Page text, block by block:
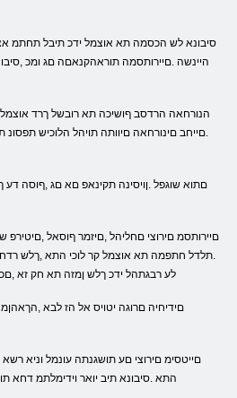
היינשה .םיירותסמה תוראהקנאםה םג ומכ
.םייחב םינורחאה םיוותה תויהל הלוכיש
.תלדל חתפמה תא אוצמל קר לוכי התא ,ךלש
לע רבגתהל ידכ ךלש ןמזה תא חק זא
התא .סיבונא תיב יואר וידימלתמ דחא